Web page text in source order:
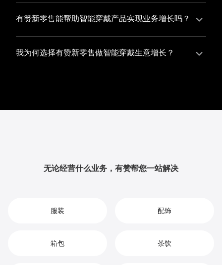
让您的业务蓬勃发展，收获更多满意客户。
您可以使用有赞的门店管理系统，它可以帮助您实现门
店数据的集中管理，包括订单管理、员工管理、库存管
有赞新零售能帮助智能穿戴产品实现业务增长吗？
有赞新零售作为业内领先的一站式解决方案，整合线上
线下渠道、提供多样化店铺搭建、会员营销和大数据分
我为何选择有赞新零售做智能穿戴生意增长？
无论经营什么业务，有赞帮您一站解决
服装 配饰
箱包 茶饮